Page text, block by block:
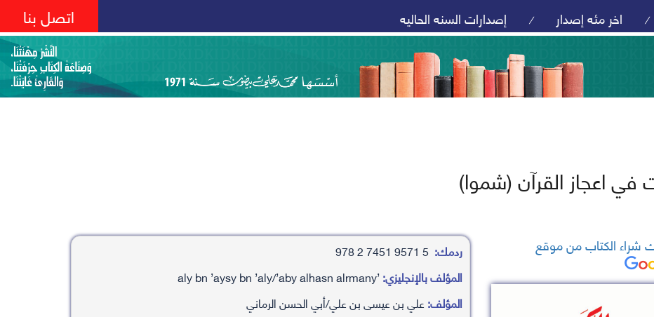
/ اخر مئه إصدار / إصدارات السنه الحاليه اتصل بنا
في اعجاز القرآن (شموا)
شراء الكتاب من موقع ردمك:
المؤلف بالإنجليزي:’aly bn ’aysy bn ’aly/’aby alhasn alrmany
المؤلف:علي بن عيسى بن علي/أبي الحسن الرماني